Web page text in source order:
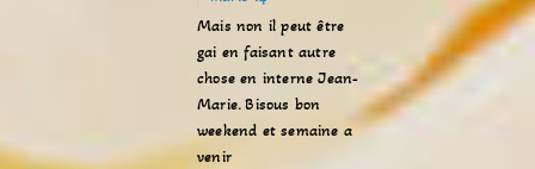
Mais non il peut être
gai en faisant autre
chose en interne Jean-
Marie. Bisous bon
weekend et semaine a
venir